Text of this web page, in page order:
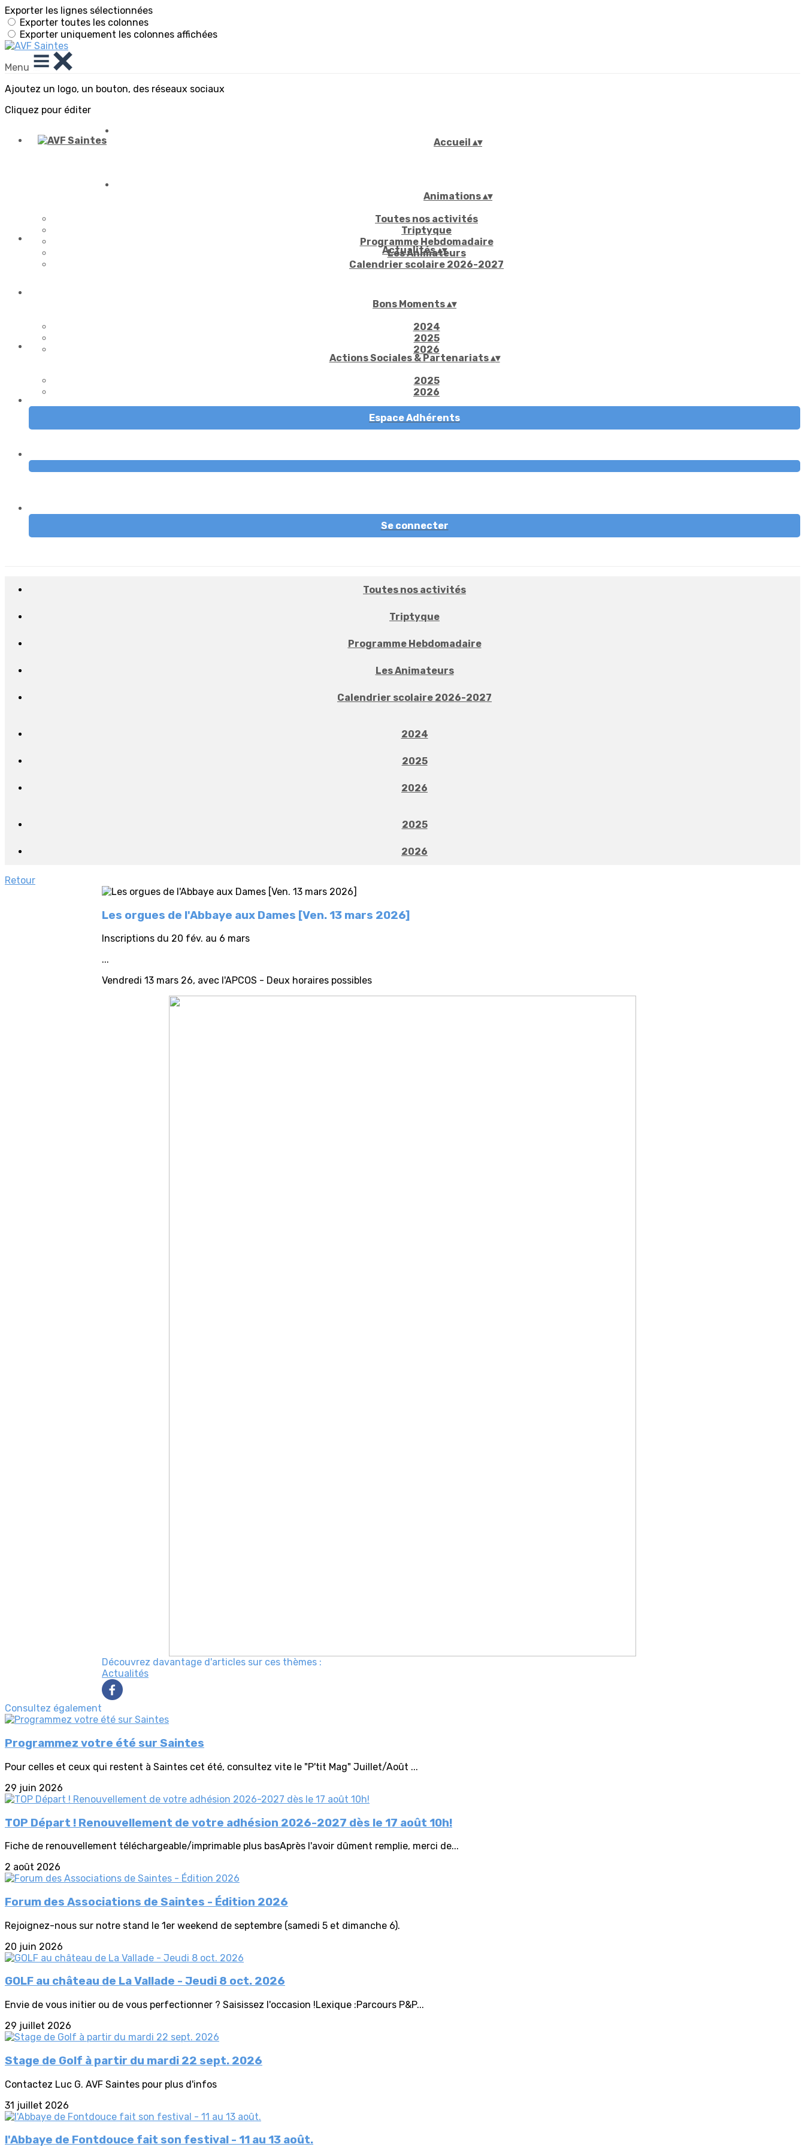
Exporter les lignes sélectionnées
Exporter toutes les colonnes
Exporter uniquement les colonnes affichées
Menu
Ajoutez un logo, un bouton, des réseaux sociaux
Cliquez pour éditer
Accueil ▴▾
Animations▴▾
Toutes nos activités
Triptyque
Programme Hebdomadaire
Les Animateurs
Calendrier scolaire 2026-2027
Actualités▴▾
Bons Moments▴▾
2024
2025
2026
Actions Sociales & Partenariats▴▾
2025
2026
Espace Adhérents
Se connecter
Toutes nos activités
Triptyque
Programme Hebdomadaire
Les Animateurs
Calendrier scolaire 2026-2027
2024
2025
2026
2025
2026
Retour
Les orgues de l'Abbaye aux Dames [Ven. 13 mars 2026]
Inscriptions du 20 fév. au 6 mars
...
Vendredi 13 mars 26, avec l'APCOS - Deux horaires possibles
Découvrez davantage d'articles sur ces thèmes :
Actualités
Consultez également
Programmez votre été sur Saintes
Pour celles et ceux qui restent à Saintes cet été, consultez vite le "P'tit Mag" Juillet/Août ...
29 juin 2026
TOP Départ ! Renouvellement de votre adhésion 2026-2027 dès le 17 août 10h!
Fiche de renouvellement téléchargeable/imprimable plus basAprès l'avoir dûment remplie, merci de...
2 août 2026
Forum des Associations de Saintes - Édition 2026
Rejoignez-nous sur notre stand le 1er weekend de septembre (samedi 5 et dimanche 6).
20 juin 2026
GOLF au château de La Vallade - Jeudi 8 oct. 2026
Envie de vous initier ou de vous perfectionner ? Saisissez l'occasion !Lexique :Parcours P&P...
29 juillet 2026
Stage de Golf à partir du mardi 22 sept. 2026
Contactez Luc G. AVF Saintes pour plus d'infos
31 juillet 2026
l'Abbaye de Fontdouce fait son festival - 11 au 13 août.